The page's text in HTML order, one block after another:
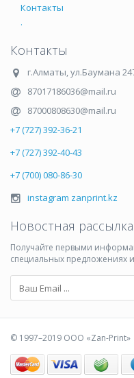
Контакты
.
Контакты
г.Алматы,ул.Баумана
87017186036@mail.ru
87000808630@mail.ru
+7 (727) 392-36-21
+7 (727) 392-40-43
+7 (700) 080-86-30
instagram zanprint.kz
Новостная рассылка
Получайте первыми
специальных предложениях
© 1997–2019 ООО «Zan-Print»